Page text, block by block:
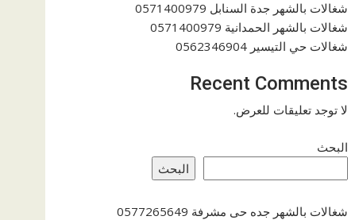
شغالات بالشهر جدة السنابل 0571400979
شغالات بالشهر الحمدانية 0571400979
شغالات حي التيسير 0562346904
Recent Comments
لا توجد تعليقات للعرض.
البحث
البحث
شغالات بالشهر جده حى مشرفة 0577265649